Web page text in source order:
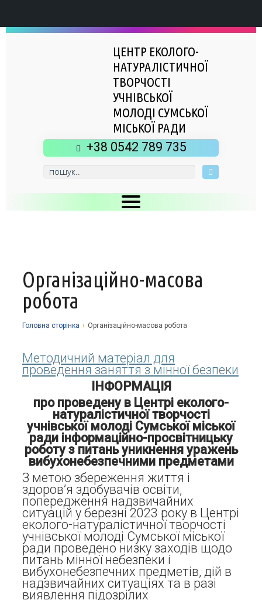
ЦЕНТР ЕКОЛОГО-
НАТУРАЛІСТИЧНОЇ
ТВОРЧОСТІ
УЧНІВСЬКОЇ
МОЛОДІ СУМСЬКОЇ
МІСЬКОЇ РАДИ
+38 0542 789 735
Про заклад
Структурні підрозділи
Наші досягнення
Фотоальбоми
Сторінка психолога
Річні звіти
Запрошуємо у гуртки
Академічна доброчесність
Методична робота
Програмне забезпечення
Науково-методичні матеріали
Національно-патріотичне виховання
Організаційно-масова робота
Прозорість та відкритість
Фінансова звітність
Стаття 30 Закону України «Про освіту»
Атестація
Енергозбереження
Звернення громадян
Контакти
Організаційно-масова
робота
Головна сторiнка › Організаційно-масова робота
Методичний матеріал для
проведення заняття з мінної безпеки
ІНФОРМАЦІЯ
про проведену в Центрі еколого-
натуралістичної творчості
учнівської молоді Сумської міської
ради інформаційно-просвітницьку
роботу з питань уникнення уражень
вибухонебезпечними предметами
З метою збереження життя і
здоров’я здобувачів освіти,
попередження надзвичайних
ситуацій у березні 2023 року в Центрі
еколого-натуралістичної творчості
учнівської молоді Сумської міської
ради проведено низку заходів щодо
питань мінної небезпеки і
вибухонебезпечних предметів, дій в
надзвичайних ситуаціях та в разі
виявлення підозрілих